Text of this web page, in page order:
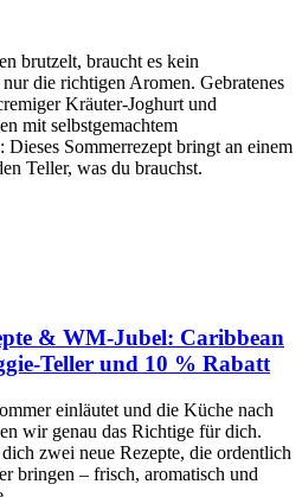
brutzelt, braucht es kein
die richtigen Aromen. Gebratenes
Kräuter-Joghurt und
mit selbstgemachtem
Sommerrezept bringt an einem
Teller, was du brauchst.
& WM-Jubel: Caribbean
Teller und 10 % Rabatt
einläutet und die Küche nach
wir genau das Richtige für dich.
zwei neue Rezepte, die ordentlich
bringen – frisch, aromatisch und